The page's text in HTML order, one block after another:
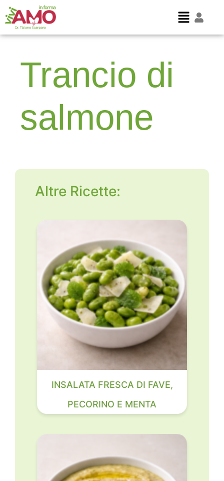
Trancio di
salmone
Altre Ricette:
INSALATA FRESCA DI FAVE,
PECORINO E MENTA